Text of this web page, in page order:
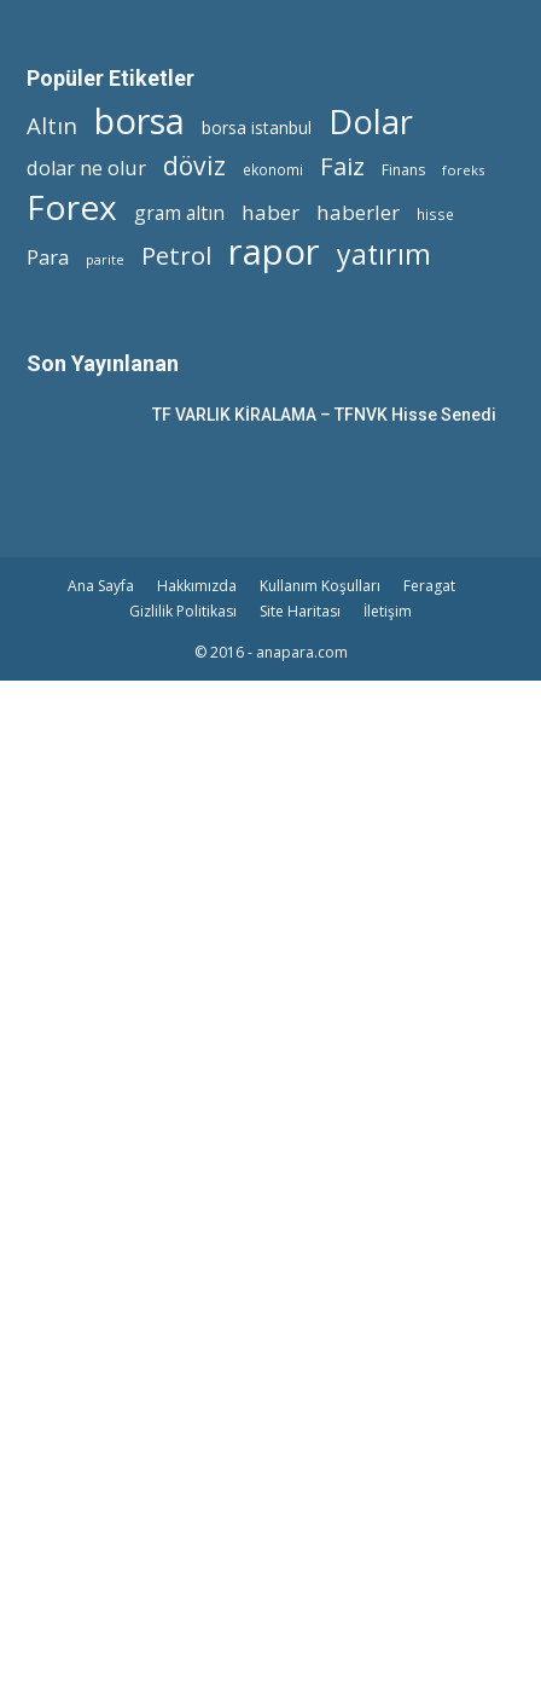
Popüler Etiketler
Altın borsa borsa istanbul Dolar
dolar ne olur döviz ekonomi Faiz Finans foreks
Forex gram altın haber haberler hisse
Para parite Petrol rapor yatırım
Son Yayınlanan
TF VARLIK KİRALAMA – TFNVK Hisse Senedi
Ana Sayfa Hakkımızda Kullanım Koşulları
Feragat
Gizlilik Politikası
Site Haritası
İletişim
© 2016 - anapara.com